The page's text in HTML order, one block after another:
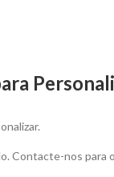
Contacte-nos